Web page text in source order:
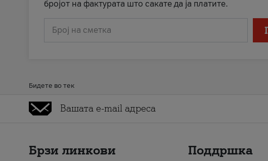
бројот на фактурата што сакате да ја платите.
Број на сметка
Бидете во тек
Брзи линкови Поддршка